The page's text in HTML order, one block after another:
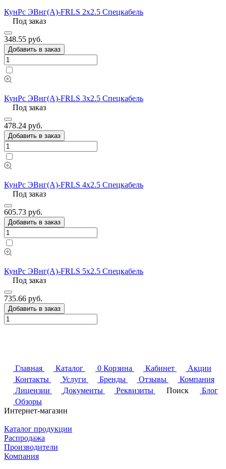
КунРс ЭВнг(А)-FRLS 2х2.5 Спецкабель
Под заказ
348.55 руб.
Добавить в заказ
КунРс ЭВнг(А)-FRLS 3х2.5 Спецкабель
Под заказ
478.24 руб.
Добавить в заказ
КунРс ЭВнг(А)-FRLS 4х2.5 Спецкабель
Под заказ
605.73 руб.
Добавить в заказ
КунРс ЭВнг(А)-FRLS 5х2.5 Спецкабель
Под заказ
735.66 руб.
Добавить в заказ
Главная Каталог 0 Корзина Кабинет
Акции
Контакты
Услуги Бренды Отзывы
Компания
Лицензии
Документы Реквизиты Поиск
Блог
Обзоры
Интернет-магазин
Каталог продукции
Распродажа
Производители
Компания